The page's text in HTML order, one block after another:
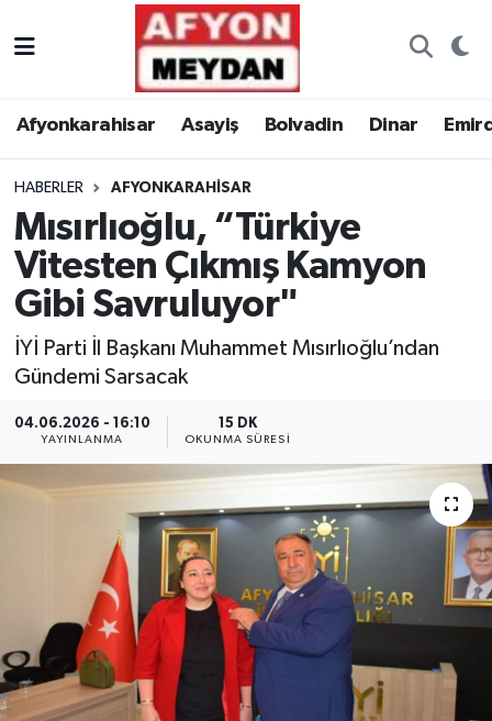
Afyonkarahisar Asayiş Bolvadin Dinar
HABERLER AFYONKARAHISAR
Mısırlıoğlu, “Türkiye
Vitesten Çıkmış Kamyon
Gibi Savruluyor"
İYİ Parti İl Başkanı Muhammet Mısırlıoğlu’ndan
Gündemi Sarsacak
04.06.2026 - 16:10
YAYINLANMA
15 DK
OKUNMA SÜRESI
Nöbetçi Eczaneler
Trafik Durumu
Süper Lig Puan Durumu ve Fikstür
Tüm Manşetler
Son Dakika Haberleri
Haber Arşivi